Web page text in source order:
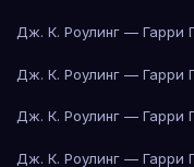
Дж. К. Роулинг — Гарри
Дж. К. Роулинг — Гарри
Дж. К. Роулинг — Гарри
Дж. К. Роулинг — Гарри